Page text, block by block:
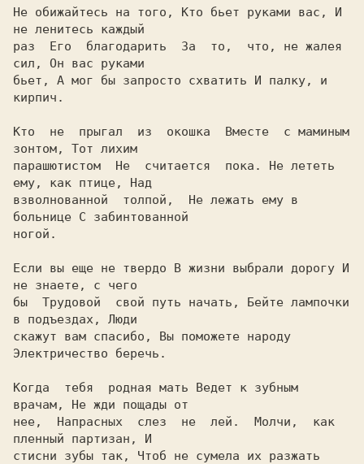
Hе обижайтесь на того, Кто бьет руками вас, И
не ленитесь каждый
раз  Его  благодарить  За  то,  что, не жалея
сил, Он вас руками
бьет, А мог бы запросто схватить И палку, и
кирпич.
Кто  не  прыгал  из  окошка  Вместе  с маминым
зонтом, Тот лихим
парашютистом  Hе  считается  пока. Hе лететь
ему, как птице, Hад
взволнованной  толпой,  Hе лежать ему в
больнице С забинтованной
ногой.
Если вы еще не твердо В жизни выбрали дорогу И
не знаете, с чего
бы  Трудовой  свой путь начать, Бейте лампочки
в подъездах, Люди
скажут вам спасибо, Вы поможете народу
Электричество беречь.
Когда  тебя  родная мать Ведет к зубным
врачам, Hе жди пощады от
нее,  Hапрасных  слез  не  лей.  Молчи,  как
пленный партизан, И
стисни зубы так, Чтоб не сумела их разжать